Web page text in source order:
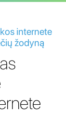
internete
žodyną